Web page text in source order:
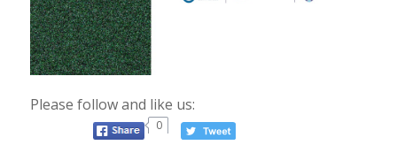
Please follow and like us:
0